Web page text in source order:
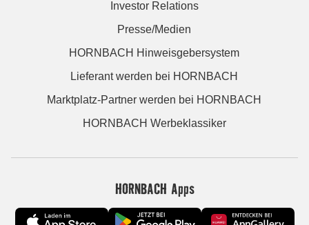
Investor Relations
Presse/Medien
HORNBACH Hinweisgebersystem
Lieferant werden bei HORNBACH
Marktplatz-Partner werden bei HORNBACH
HORNBACH Werbeklassiker
HORNBACH Apps